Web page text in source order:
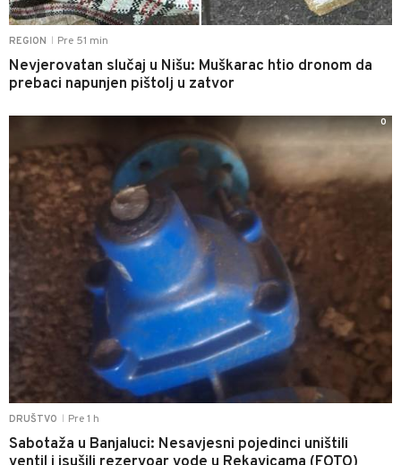
REGION Pre 51 min
Nevjerovatan slučaj u Nišu: Muškarac htio dronom da
prebaci napunjen pištolj u zatvor
DRUŠTVO Pre 1 h
Sabotaža u Banjaluci: Nesavjesni pojedinci uništili
0